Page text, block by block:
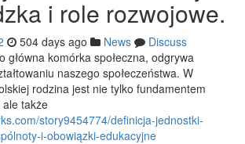
i role rozwojowe.
504 days ago News
Discuss
główna komórka społeczna, odgrywa
naszego społeczeństwa. W
rodzina jest nie tylko fundamentem
ale także
story9454774/definicja-jednostki-
i-obowiązki-edukacyjne